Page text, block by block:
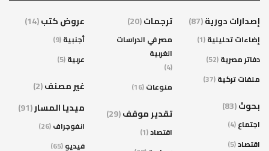
إصدارات دورية(87)
إضاءات تحليلية(1)
دفاتر مصرية(52)
ملفات تركية(37)
بحوث(83)
اجتماع(4)
اقتصاد(5)
ترجمات(20)
مصر في الدراسات
الغربية
(4)
منوعات(16)
تقدير موقف(29)
اقتصاد(1)
عروض كتب(14)
أجنبية(9)
عربية(5)
غير مصنف(2)
ميديا المسار(91)
انفوجراف(26)
فيديو(65)